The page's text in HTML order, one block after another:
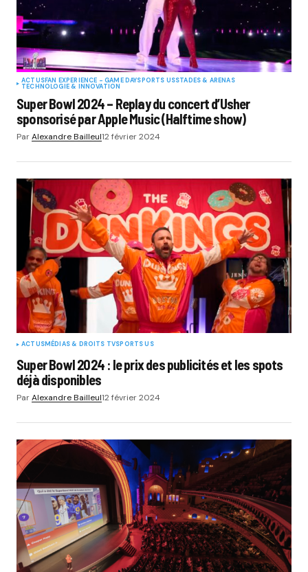
ACTUSFAN EXPERIENCE - GAME DAYSPORTS USSTADES & ARENAS
TECHNOLOGIE & INNOVATION
Super Bowl 2024 – Replay du concert d’Usher
sponsorisé par Apple Music (Halftime show)
ParAlexandre Bailleul12 février 2024
ACTUSMÉDIAS & DROITS TVSPORTS US
Super Bowl 2024 : le prix des publicités et les spots
déjà disponibles
ParAlexandre Bailleul12 février 2024